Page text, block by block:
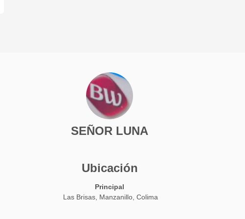
SEÑOR LUNA
Ubicación
Principal
Las Brisas, Manzanillo, Colima